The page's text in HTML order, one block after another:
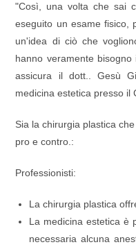
"Così, una volta che sai
eseguito un esame fisico,
un'idea di ciò che
hanno veramente bisogno
assicura il dott.. Gesù
medicina estetica presso il
Sia la chirurgia plastica
pro e contro.:
Professionisti:
La chirurgia plastica
La medicina estetica è
necessaria alcuna